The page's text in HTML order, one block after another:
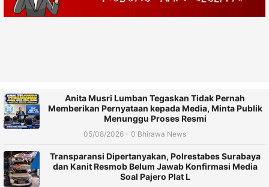
Anita Musri Lumban Tegaskan Tidak Pernah
Memberikan Pernyataan kepada Media, Minta Publik
Menunggu Proses Resmi
05/08/2026 - 0 Bhirawa News
Transparansi Dipertanyakan, Polrestabes Surabaya
dan Kanit Resmob Belum Jawab Konfirmasi Media
Soal Pajero Plat L